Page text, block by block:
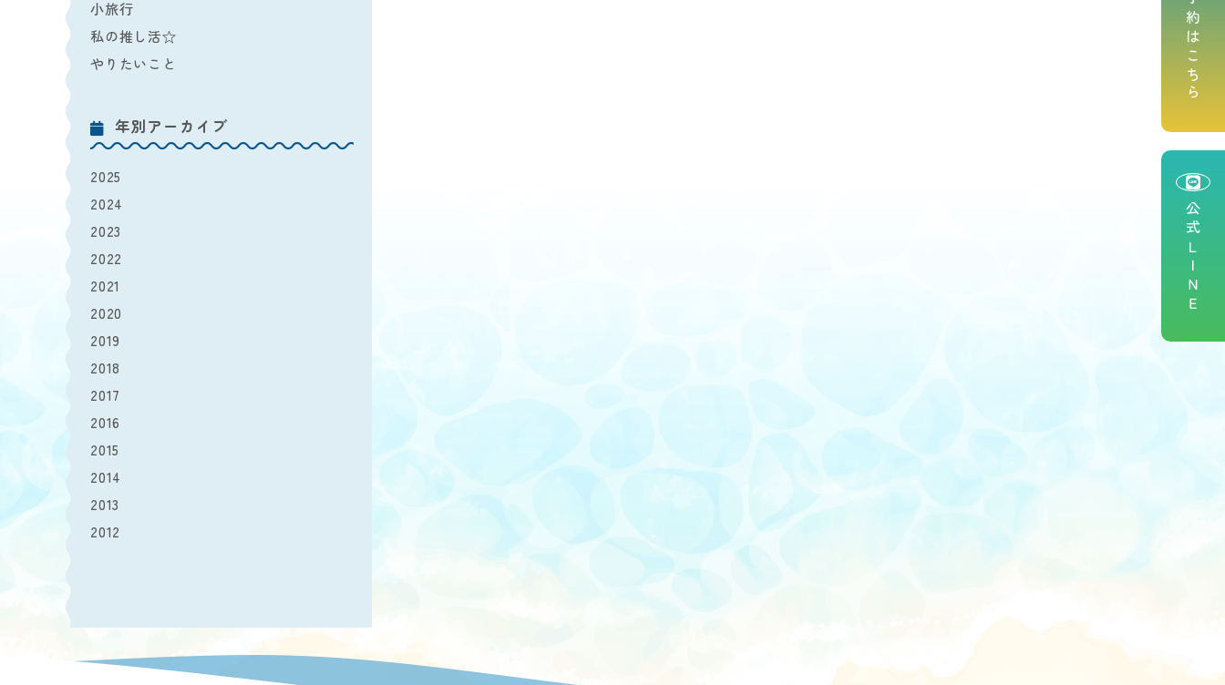
公式ＬＩＮＥ
小旅行
私の推し活☆
やりたいこと
年別アーカイブ
2025
2024
2023
2022
2021
2020
2019
2018
2017
2016
2015
2014
2013
2012